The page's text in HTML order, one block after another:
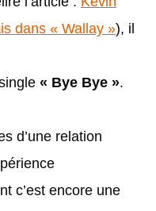
dans « Wallay »), il
« Bye Bye ».
d’une relation
c’est encore une